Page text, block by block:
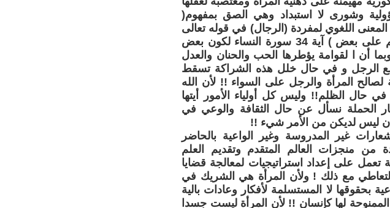
وشورى لا استبداد وهي الصق بمفهوم(
اللغوي لمفردة (الرجال) في قوله تعالى
(الرجال قوامون على النساء بما فضل الله بعضهم على بعض ) آية 34 سورة النساء لكون بعض
أن ا لقوامة يؤطرها الحب والحنان والعدل
الرجل و في حال خلل هذه الشراكة تسقط
المرأة والرجل على السواء !! لأن الله
حال الظلم!! وليس كل أولياء الأمور أيتها
الحملة نسأل عن حال الثقافة والوعي في
أن ليس لديكن من الأمر شيء !!
غير المدروسة وغير الواعية بالحاضر
منجزات العالم المتقدم وتقديم العلم
تعمل على إعداد استراتيجيات لمعالجة قضايا
مع ذلك ! ولأن المرأة هي الشريك في
بحقوقها لا المستسلمة لأفكار وعادات بالية
لها كإنسان !! لأن المرأة ليست جسدا